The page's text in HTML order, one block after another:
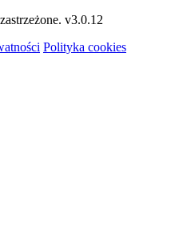
v3.0.12
Polityka cookies